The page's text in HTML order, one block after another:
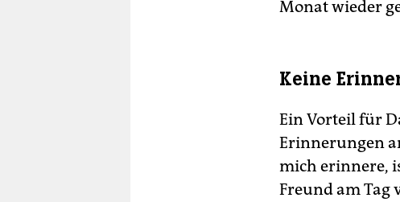
Monat wieder
Keine
Ein Vorteil für
Erinnerungen
mich erinnere,
Freund am Tag